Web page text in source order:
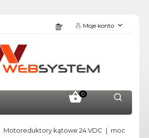
Moje konto
0
Motoreduktory kątowe 24 VDC
moc